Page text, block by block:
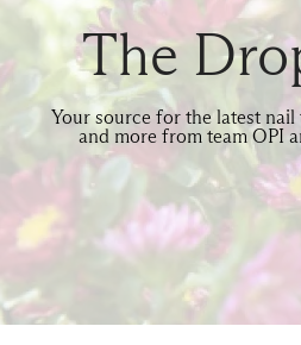
The
Your source for the latest
and more from team OPI